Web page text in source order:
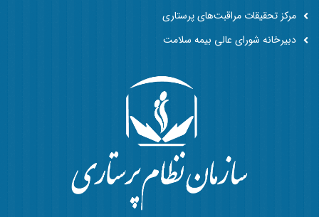
مرکز تحقیقات مراقبت‌های پرستاری
دبیرخانه شورای عالی بیمه سلامت